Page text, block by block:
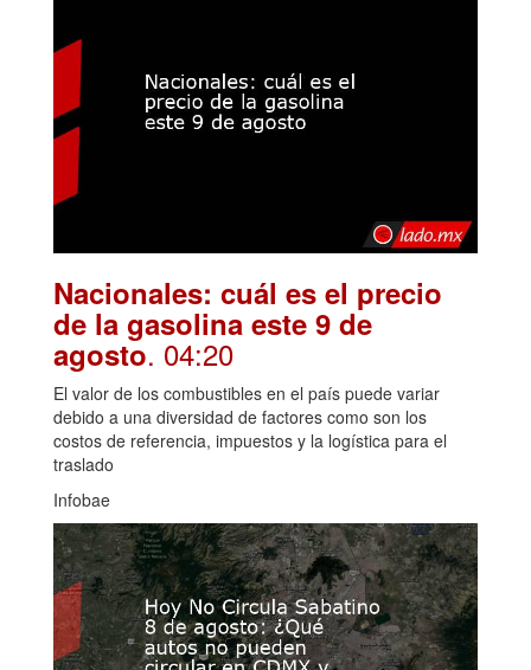
Nacionales: cuál es el precio
de la gasolina este 9 de
agosto. 04:20
El valor de los combustibles en el país puede variar
debido a una diversidad de factores como son los
costos de referencia, impuestos y la logística para el
traslado
Infobae